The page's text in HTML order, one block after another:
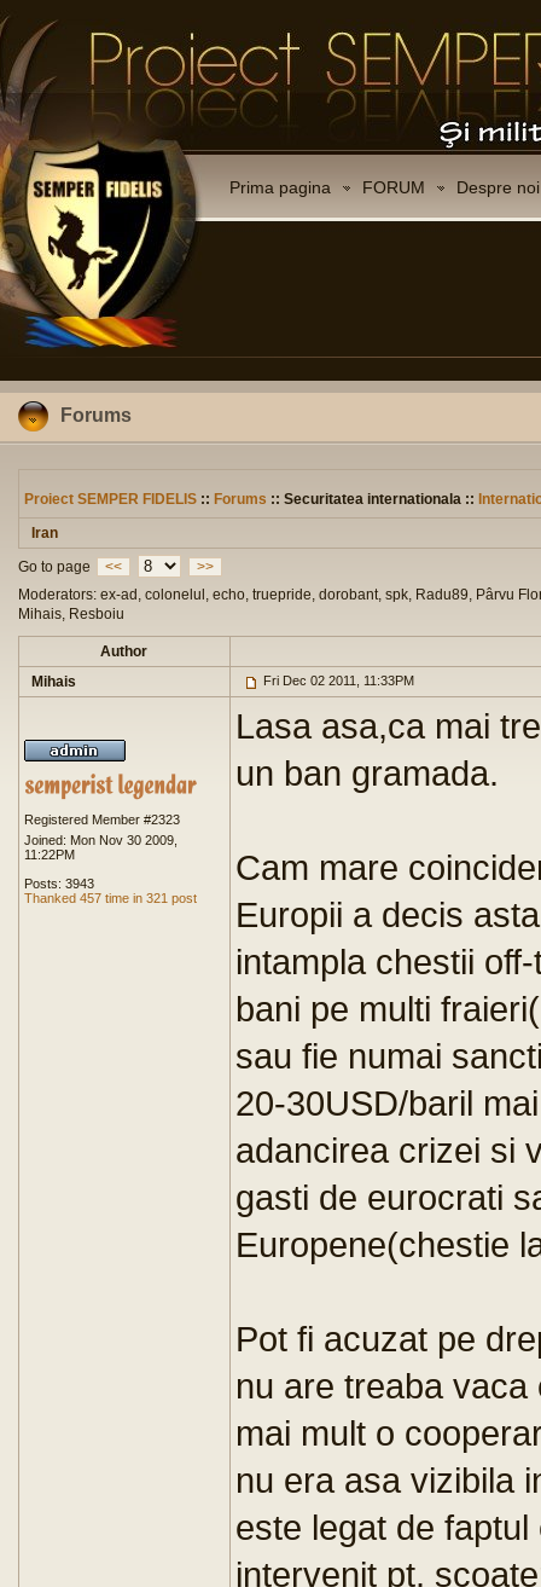
Prima pagina FORUM Despre noi
Forums
Proiect SEMPER FIDELIS :: Forums :: Securitatea internationala ::
Iran
Go to page
<<
>>
Moderators: ex-ad, colonelul, echo, truepride, dorobant, spk, Radu89, Pârvu
Mihais, Resboiu
Author
Mihais
Fri Dec 02 2011, 11:33PM
Registered Member #2323
Joined: Mon Nov 30 2009,
11:22PM
Posts: 3943
Thanked 457 time in 321 post
Lasa asa,ca mai
un ban gramada.
Cam mare
Europii a decis
intampla chestii
bani pe multi
sau fie numai
20-30USD/baril
adancirea crizei si
gasti de eurocrati
Europene(chestie
Pot fi acuzat pe
nu are treaba
mai mult o
nu era asa vizibila
este legat de
intervenit pt.